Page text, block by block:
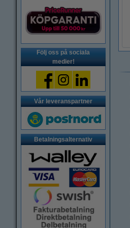
Följ oss på sociala
medier!
Vår leveranspartner
Betalningsalternativ